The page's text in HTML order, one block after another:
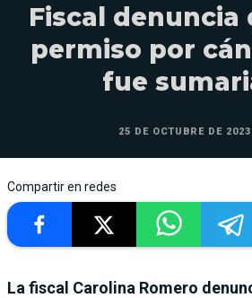
Fiscal denuncia
permiso por
fue
25 DE OCTUBRE DE
Compartir en redes
La fiscal Carolina Romero